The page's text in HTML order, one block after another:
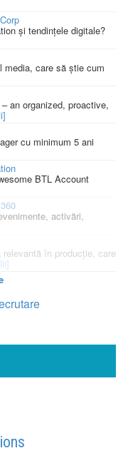
și tendințele digitale?
media, care să știe cum
an organized, proactive,
cu minimum 5 ani
BTL Account
activări,
în producție, care